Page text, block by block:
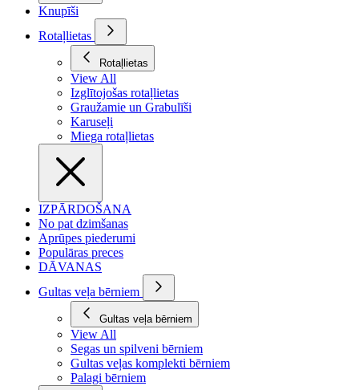
Knupīši
Rotaļlietas
Rotaļlietas
View All
Izglītojošas rotaļlietas
Graužamie un Grabulīši
Karuseļi
Miega rotaļlietas
IZPĀRDOŠANA
No pat dzimšanas
Aprūpes piederumi
Populāras preces
DĀVANAS
Gultas veļa bērniem
Gultas veļa bērniem
View All
Segas un spilveni bērniem
Gultas veļas komplekti bērniem
Palagi bērniem